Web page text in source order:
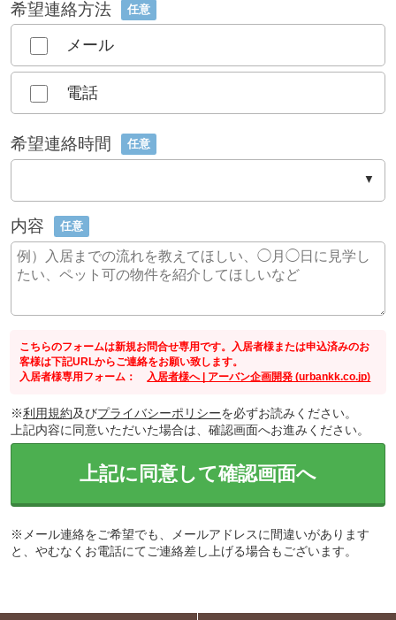
希望連絡方法 任意
メール
電話
希望連絡時間 任意
内容 任意
こちらのフォームは新規お問合せ専用です。入居者様または申込済みのお
客様は下記URLからご連絡をお願い致します。
入居者様専用フォーム： 入居者様へ | アーバン企画開発 (urbankk.co.jp)
※利用規約及びプライバシーポリシーを必ずお読みください。
上記内容に同意いただいた場合は、確認画面へお進みください。
上記に同意して確認画面へ
※メール連絡をご希望でも、メールアドレスに間違いがあります
と、やむなくお電話にてご連絡差し上げる場合もございます。